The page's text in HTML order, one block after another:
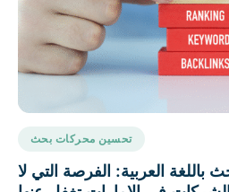
تحسين محركات بحث
العربية: الفرصة التي لا